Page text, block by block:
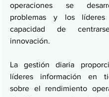
operaciones se
problemas y los
capacidad de
innovación.
La gestión diaria
líderes información en
sobre el rendimiento